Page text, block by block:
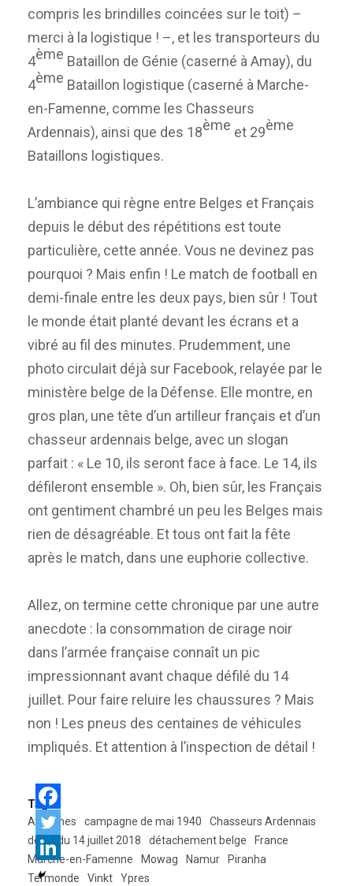
compris les brindilles coincées sur le toit) –
merci à la logistique ! –, et les transporteurs du
4ème Bataillon de Génie (caserné à Amay), du
4ème Bataillon logistique (caserné à Marche-
en-Famenne, comme les Chasseurs
Ardennais), ainsi que des 18ème et 29ème
Bataillons logistiques.
L’ambiance qui règne entre Belges et Français
depuis le début des répétitions est toute
particulière, cette année. Vous ne devinez pas
pourquoi ? Mais enfin ! Le match de football en
demi-finale entre les deux pays, bien sûr ! Tout
le monde était planté devant les écrans et a
vibré au fil des minutes. Prudemment, une
photo circulait déjà sur Facebook, relayée par le
ministère belge de la Défense. Elle montre, en
gros plan, une tête d’un artilleur français et d’un
chasseur ardennais belge, avec un slogan
parfait : « Le 10, ils seront face à face. Le 14, ils
défileront ensemble ». Oh, bien sûr, les Français
ont gentiment chambré un peu les Belges mais
rien de désagréable. Et tous ont fait la fête
après le match, dans une euphorie collective.
Allez, on termine cette chronique par une autre
anecdote : la consommation de cirage noir
dans l’armée française connaît un pic
impressionnant avant chaque défilé du 14
juillet. Pour faire reluire les chaussures ? Mais
non ! Les pneus des centaines de véhicules
impliqués. Et attention à l’inspection de détail !
Tags:
Ardennes
campagne de mai 1940
Chasseurs Ardennais
défilé du 14 juillet 2018
détachement belge
France
Marche-en-Famenne
Mowag Namur
Piranha
Termonde
Vinkt Ypres